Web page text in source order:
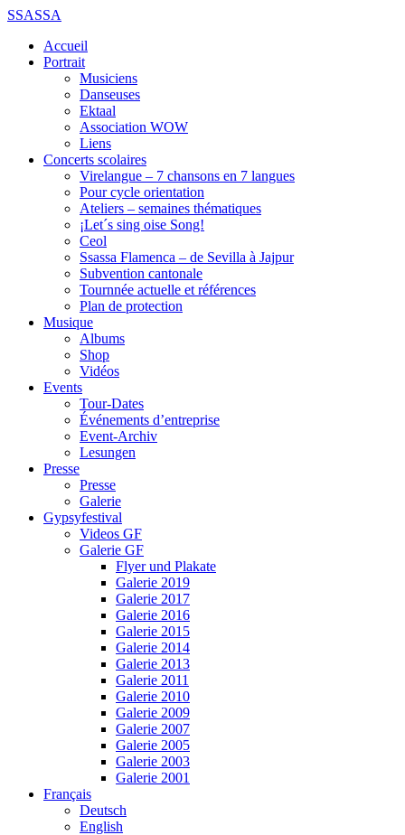
SSASSA
Accueil
Portrait
Musiciens
Danseuses
Ektaal
Association WOW
Liens
Concerts scolaires
Virelangue – 7 chansons en 7 langues
Pour cycle orientation
Ateliers – semaines thématiques
¡Let´s sing oise Song!
Ceol
Ssassa Flamenca – de Sevilla à Jajpur
Subvention cantonale
Tournnée actuelle et références
Plan de protection
Musique
Albums
Shop
Vidéos
Events
Tour-Dates
Événements d’entreprise
Event-Archiv
Lesungen
Presse
Presse
Galerie
Gypsyfestival
Videos GF
Galerie GF
Flyer und Plakate
Galerie 2019
Galerie 2017
Galerie 2016
Galerie 2015
Galerie 2014
Galerie 2013
Galerie 2011
Galerie 2010
Galerie 2009
Galerie 2007
Galerie 2005
Galerie 2003
Galerie 2001
Français
Deutsch
English